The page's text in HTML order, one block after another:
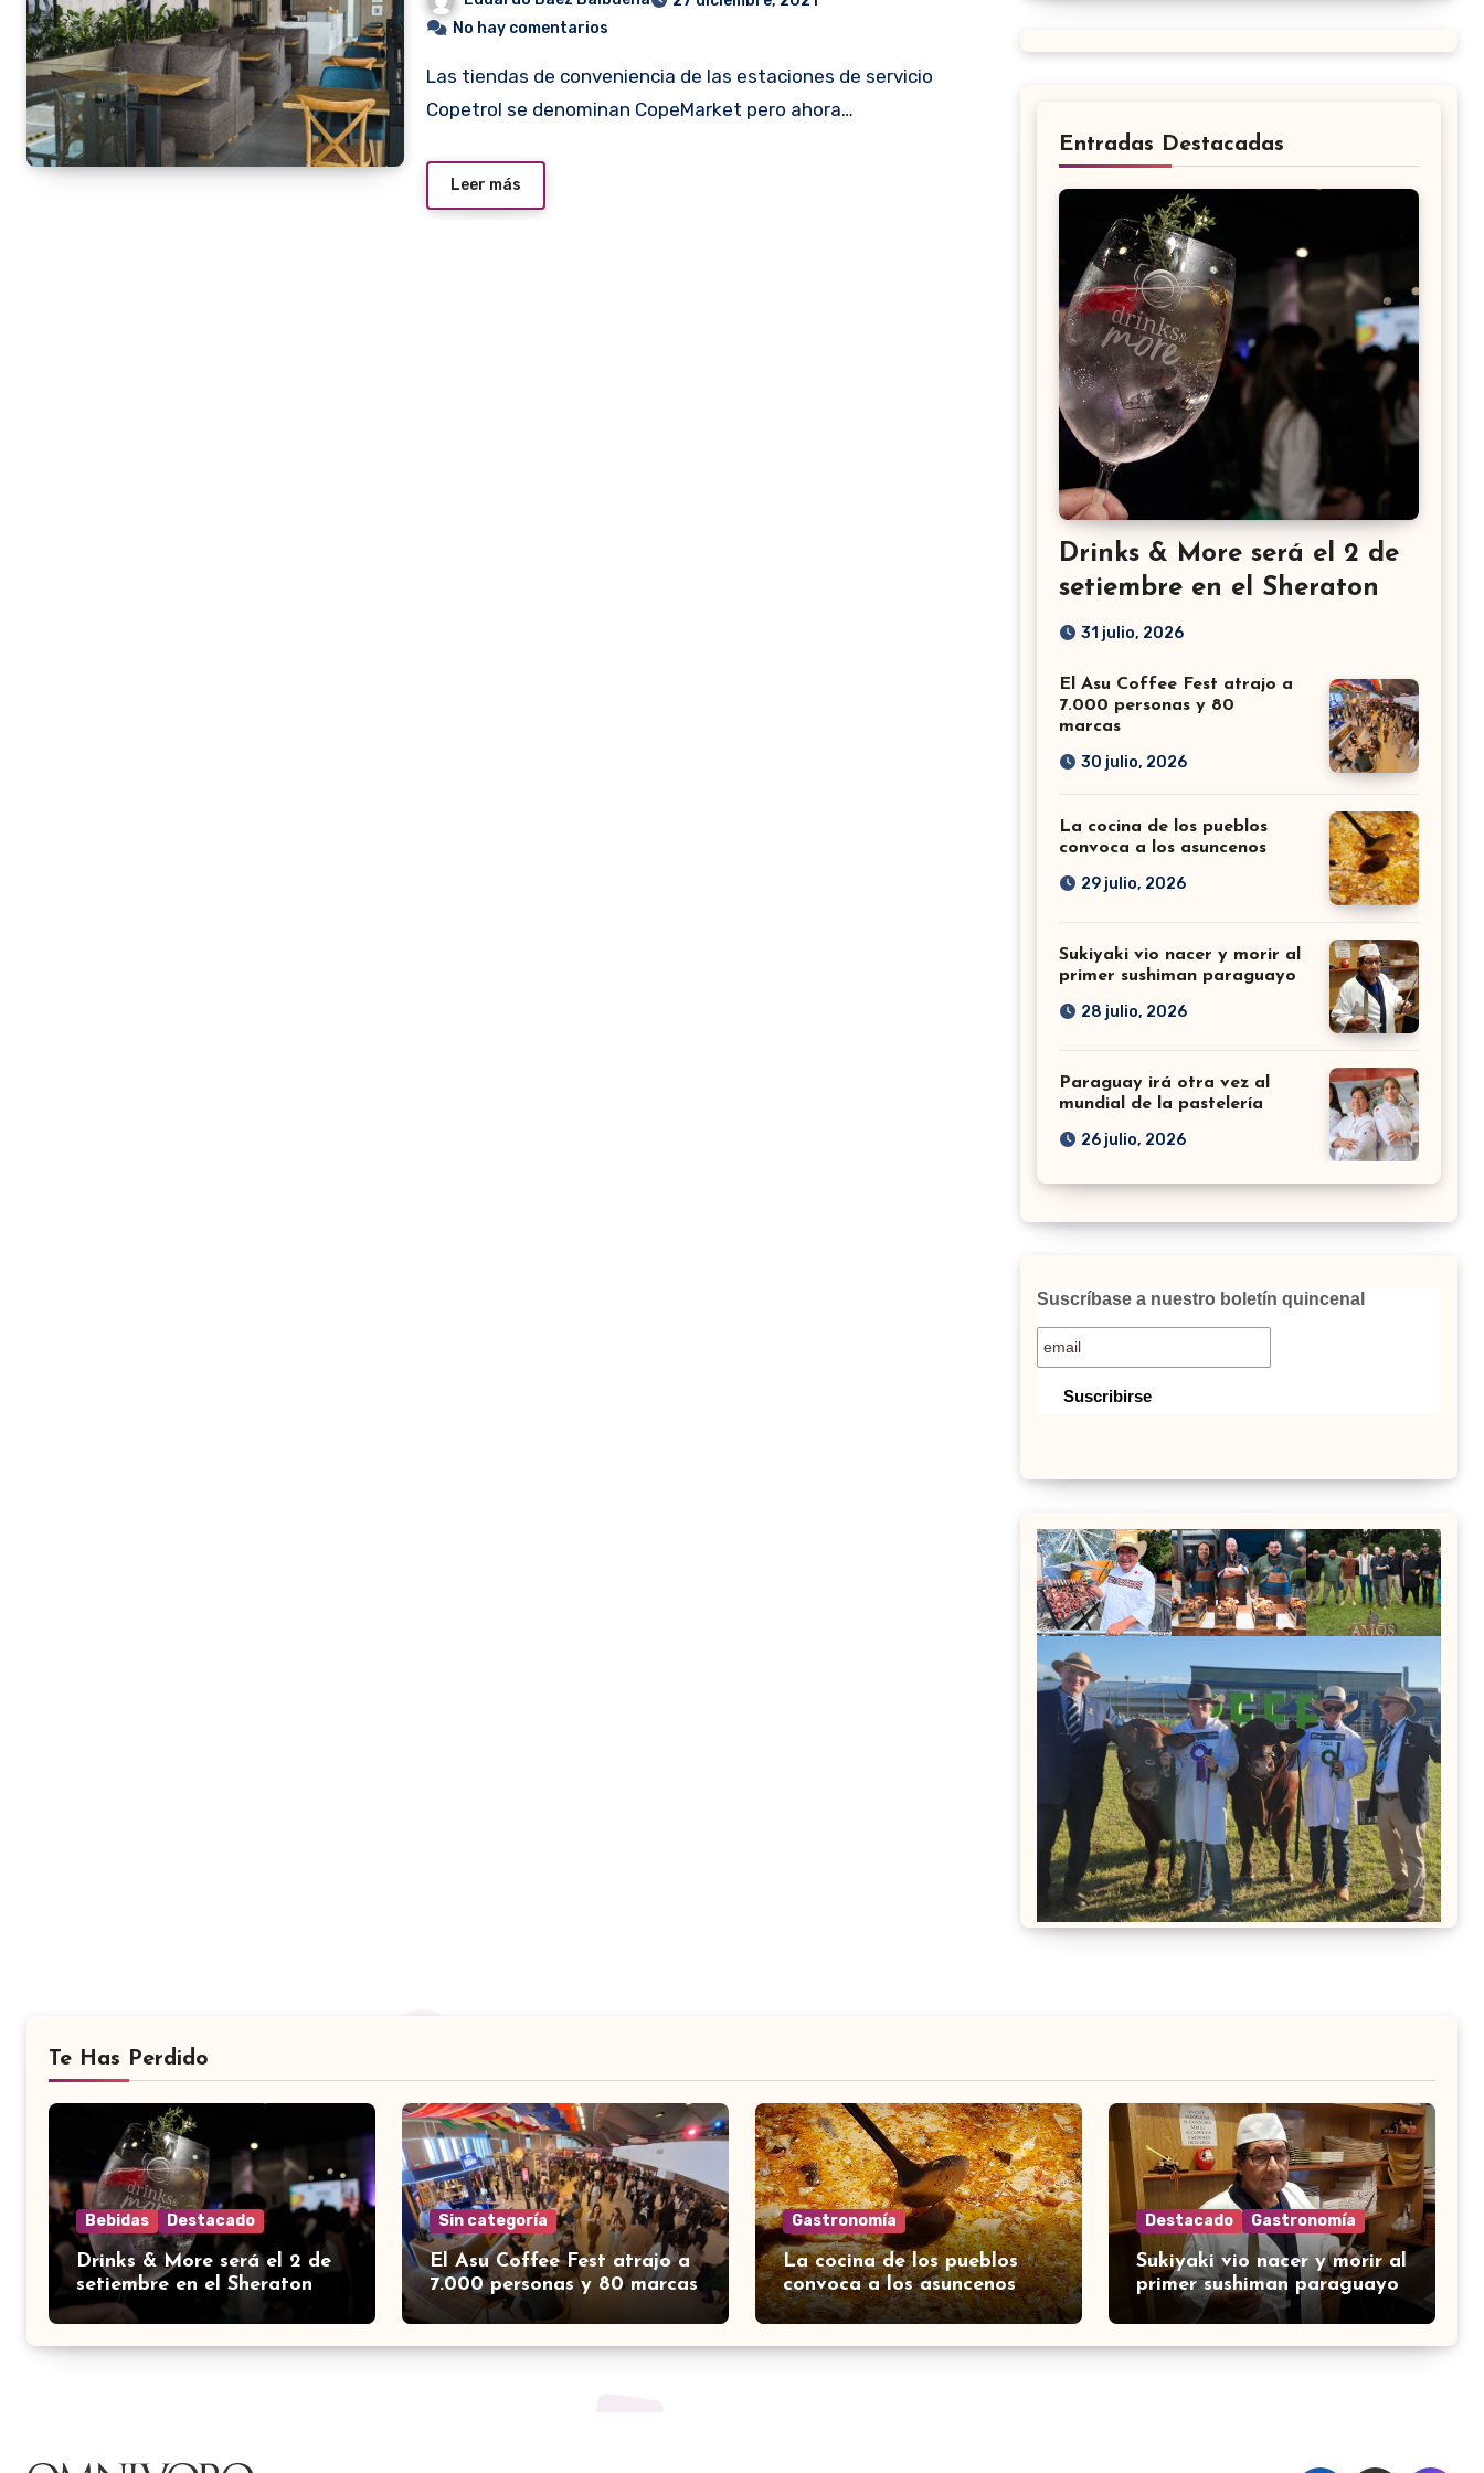
No hay comentarios
Las tiendas de conveniencia de las estaciones de servicio
Copetrol se denominan CopeMarket pero ahora…
Leer más
Entradas Destacadas
Drinks & More será el 2 de
setiembre en el Sheraton
31 julio, 2026
El Asu Coffee Fest atrajo a
7.000 personas y 80
marcas
30 julio, 2026
La cocina de los pueblos
convoca a los asuncenos
29 julio, 2026
Sukiyaki vio nacer y morir al
primer sushiman paraguayo
28 julio, 2026
Paraguay irá otra vez al
mundial de la pastelería
26 julio, 2026
Suscríbase a nuestro boletín quincenal
Te Has Perdido
Bebidas Destacado
Drinks & More será el 2 de
setiembre en el Sheraton
Sin categoría
El Asu Coffee Fest atrajo a
7.000 personas y 80 marcas
Gastronomía
La cocina de los pueblos
convoca a los asuncenos
Destacado Gastronomía
Sukiyaki vio nacer y morir al
primer sushiman paraguayo